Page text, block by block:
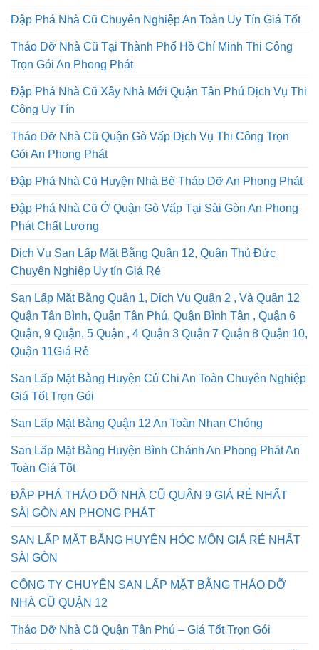
Đập Phá Nhà Cũ Chuyên Nghiệp An Toàn Uy Tín Giá Tốt
Tháo Dỡ Nhà Cũ Tại Thành Phố Hồ Chí Minh Thi Công
Trọn Gói An Phong Phát
Đập Phá Nhà Cũ Xây Nhà Mới Quận Tân Phú Dịch Vụ Thi
Công Uy Tín
Tháo Dỡ Nhà Cũ Quận Gò Vấp Dịch Vụ Thi Công Trọn
Gói An Phong Phát
Đập Phá Nhà Cũ Huyện Nhà Bè Tháo Dỡ An Phong Phát
Đập Phá Nhà Cũ Ở Quận Gò Vấp Tại Sài Gòn An Phong
Phát Chất Lượng
Dịch Vụ San Lấp Mặt Bằng Quận 12, Quận Thủ Đức
Chuyên Nghiệp Uy tín Giá Rẻ
San Lấp Mặt Bằng Quận 1, Dịch Vụ Quận 2 , Và Quận 12
Quận Tân Bình, Quận Tân Phú, Quận Bình Tân , Quận 6
Quận, 9 Quận, 5 Quận , 4 Quận 3 Quận 7 Quận 8 Quận 10,
Quận 11Giá Rẻ
San Lấp Mặt Bằng Huyện Củ Chi An Toàn Chuyên Nghiệp
Giá Tốt Trọn Gói
San Lấp Mặt Bằng Quận 12 An Toàn Nhan Chóng
San Lấp Mặt Bằng Huyện Bình Chánh An Phong Phát An
Toàn Giá Tốt
ĐẬP PHÁ THÁO DỠ NHÀ CŨ QUẬN 9 GIÁ RẺ NHẤT
SÀI GÒN AN PHONG PHÁT
SAN LẤP MẶT BẰNG HUYỆN HÓC MÔN GIÁ RẺ NHẤT
SÀI GÒN
CÔNG TY CHUYÊN SAN LẤP MẶT BẰNG THÁO DỠ
NHÀ CŨ QUẬN 12
Tháo Dỡ Nhà Cũ Quận Tân Phú – Giá Tốt Trọn Gói